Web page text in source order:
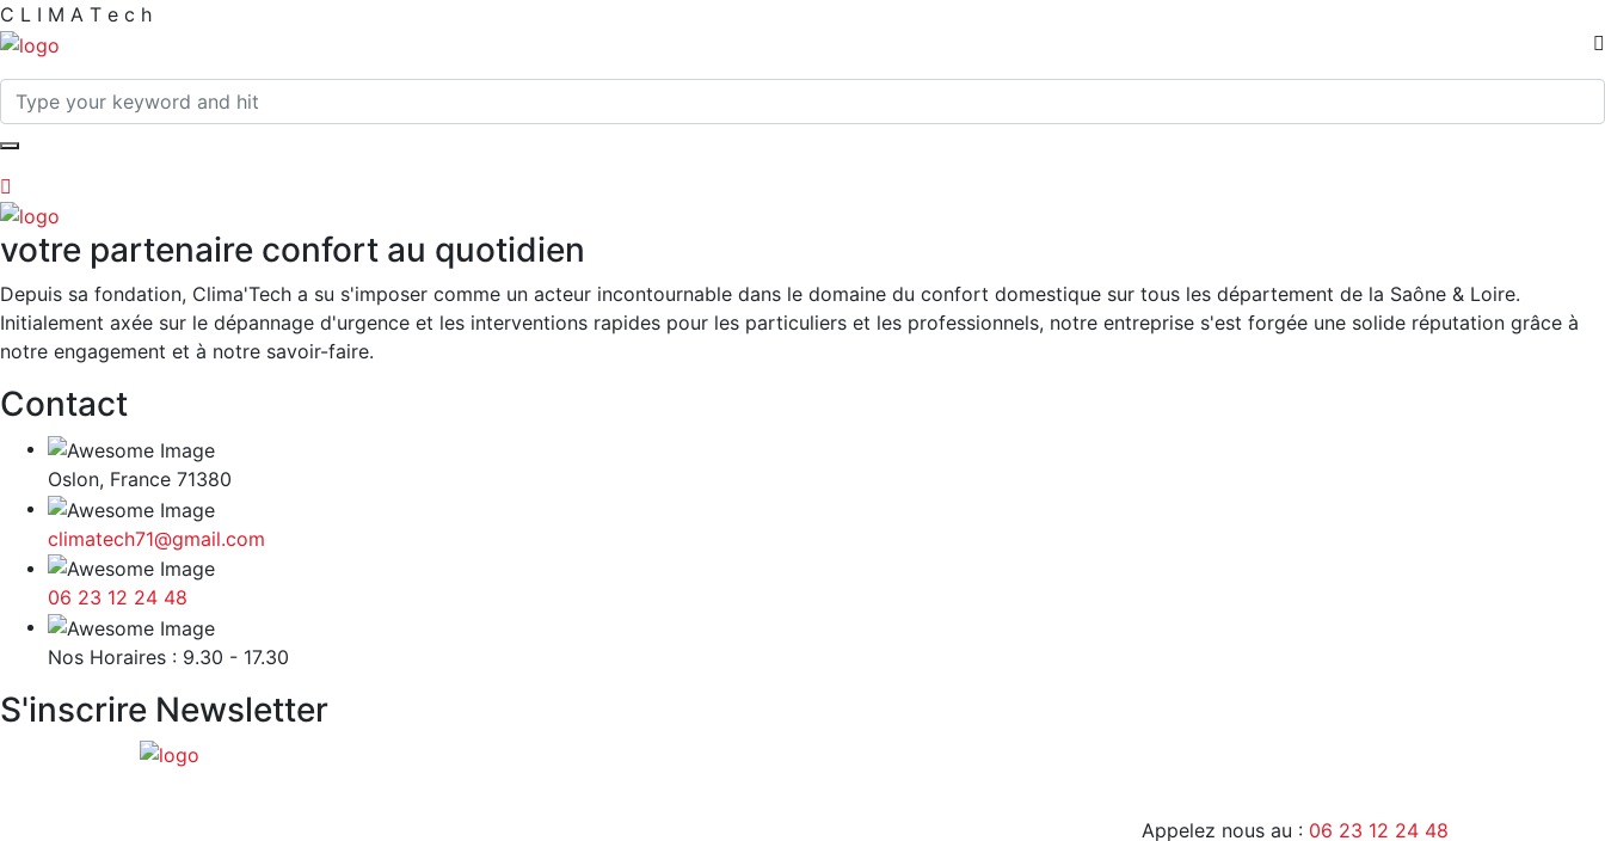
C L I M A T e c h
votre partenaire confort au quotidien
Depuis sa fondation, Clima'Tech a su s'imposer comme un acteur incontournable dans le domaine du confort domestique sur tous les département de la Saône & Loire.
Initialement axée sur le dépannage d'urgence et les interventions rapides pour les particuliers et les professionnels, notre entreprise s'est forgée une solide réputation grâce à
notre engagement et à notre savoir-faire.
Contact
Oslon, France 71380
climatech71@gmail.com
06 23 12 24 48
Nos Horaires : 9.30 - 17.30
S'inscrire Newsletter
Appelez nous au : 06 23 12 24 48